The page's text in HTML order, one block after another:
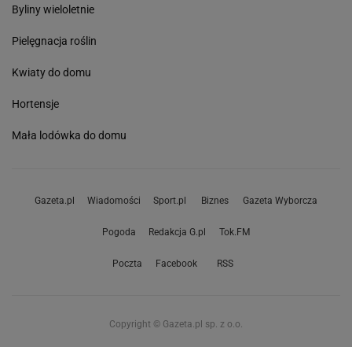
Byliny wieloletnie
Pielęgnacja roślin
Kwiaty do domu
Hortensje
Mała lodówka do domu
Gazeta.pl Wiadomości Sport.pl Biznes Gazeta Wyborcza
Pogoda Redakcja G.pl Tok.FM
Poczta Facebook RSS
Copyright © Gazeta.pl sp. z o.o.